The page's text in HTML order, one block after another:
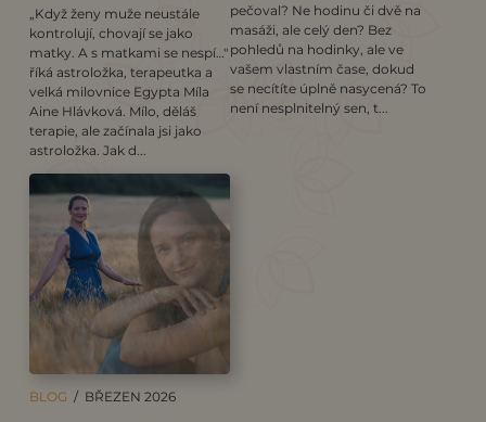
„Když ženy muže neustále
kontrolují, chovají se jako
matky. A s matkami se nespí…"
říká astroložka, terapeutka a
velká milovnice Egypta Míla
Aine Hlávková. Mílo, děláš
terapie, ale začínala jsi jako
astroložka. Jak d...
pečoval? Ne hodinu či dvě na
masáži, ale celý den? Bez
pohledů na hodinky, ale ve
vašem vlastním čase, dokud
se necítíte úplně nasycená? To
není nesplnitelný sen, t...
BLOG / BŘEZEN 2026